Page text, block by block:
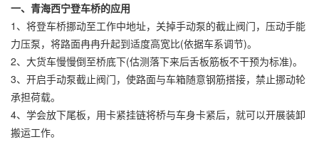
一、青海西宁登车桥的应用
1、将登车桥挪动至工作中地址，关掉手动泵的截止阀门，压动手能
力压泵，将路面冉冉升起到适度高宽比(依据车系调节)。
2、大货车慢慢倒至桥底下(估测落下来后舌板筋板不干预为标准)。
3、开启手动泵截止阀门，使路面与车箱随意钢筋搭接，禁止挪动轮
承担荷载。
4、学会放下尾板，用卡紧挂链将桥与车身卡紧后，就可以开展装卸
搬运工作。